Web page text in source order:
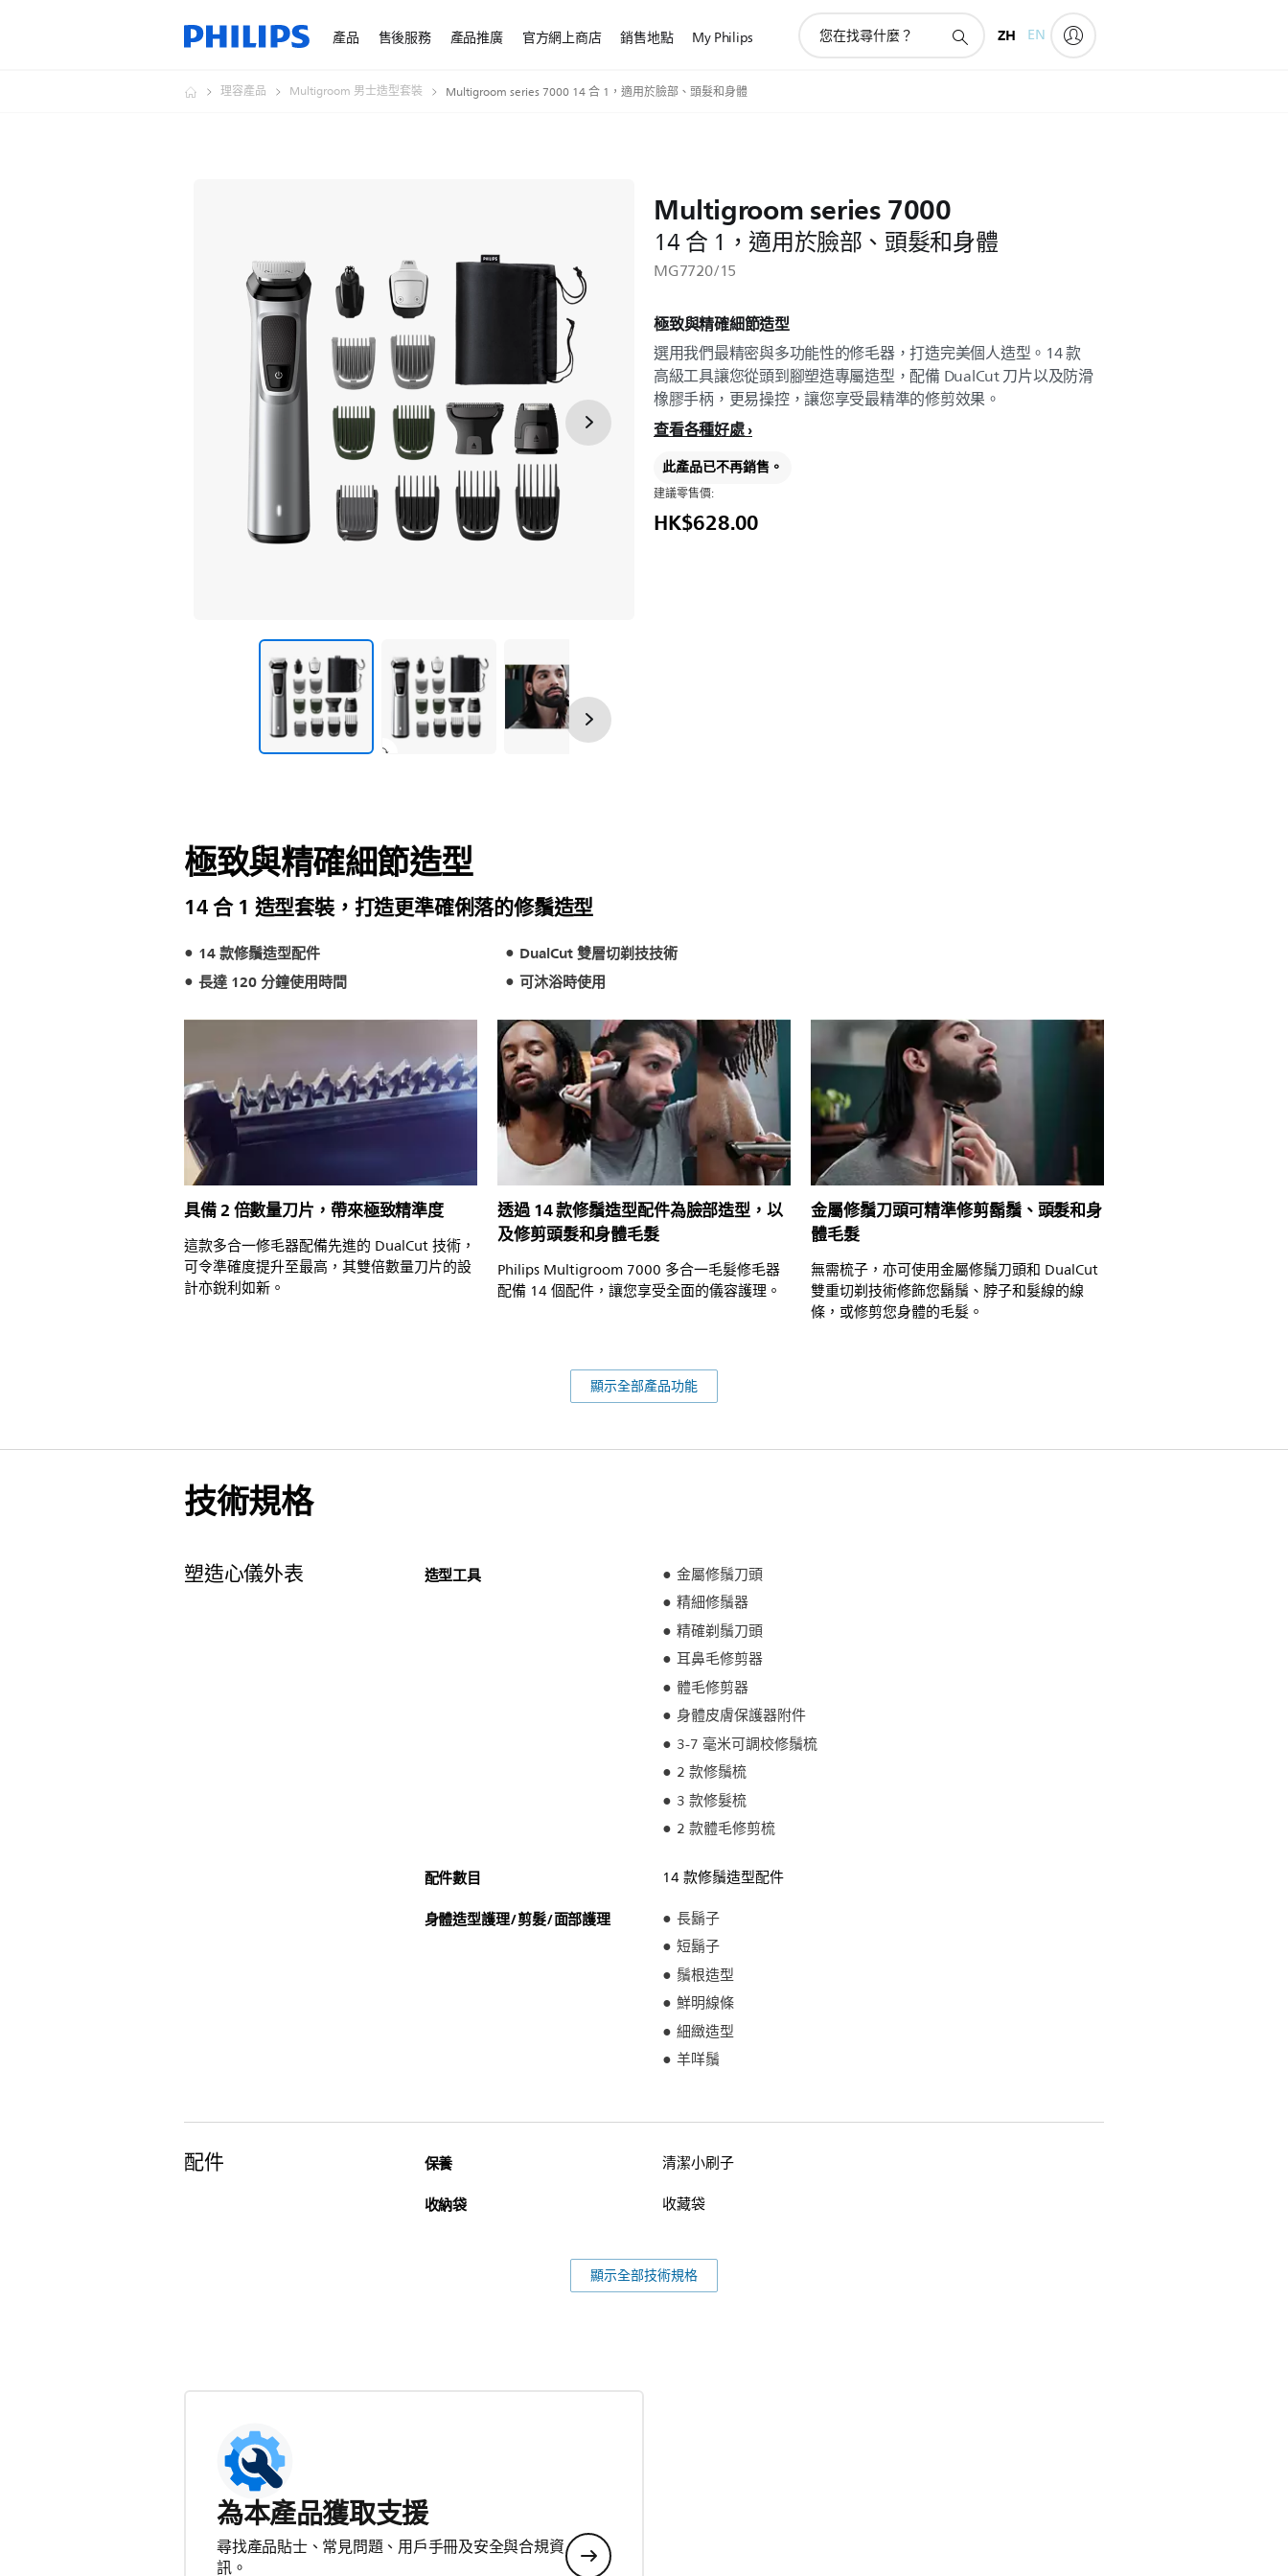
產品 售後服務 產品推廣 官方網上商店 銷售地點 My Philips ZH EN
理容產品 Multigroom 男士造型套裝 Multigroom series 7000 14 合 1，適用於臉部、頭髮和身體
Multigroom series 7000
14 合 1，適用於臉部、頭髮和身體
MG7720/15
極致與精確細節造型
選用我們最精密與多功能性的修毛器，打造完美個人造型。14 款
高級工具讓您從頭到腳塑造專屬造型，配備 DualCut 刀片以及防滑
橡膠手柄，更易操控，讓您享受最精準的修剪效果。
查看各種好處
此產品已不再銷售。
建議零售價:
HK$628.00
極致與精確細節造型
14 合 1 造型套裝，打造更準確俐落的修鬚造型
14 款修鬚造型配件
DualCut 雙層切剃技技術
長達 120 分鐘使用時間
可沐浴時使用
具備 2 倍數量刀片，帶來極致精準度
這款多合一修毛器配備先進的 DualCut 技術，
可令準確度提升至最高，其雙倍數量刀片的設
計亦銳利如新。
透過 14 款修鬚造型配件為臉部造型，以
及修剪頭髮和身體毛髮
Philips Multigroom 7000 多合一毛髮修毛器
配備 14 個配件，讓您享受全面的儀容護理。
金屬修鬚刀頭可精準修剪鬍鬚、頭髮和身
體毛髮
無需梳子，亦可使用金屬修鬚刀頭和 DualCut
雙重切剃技術修飾您鬍鬚、脖子和髮線的線
條，或修剪您身體的毛髮。
顯示全部產品功能
技術規格
塑造心儀外表 造型工具
金屬修鬚刀頭
精細修鬚器
精確剃鬚刀頭
耳鼻毛修剪器
體毛修剪器
身體皮膚保護器附件
3-7 毫米可調校修鬚梳
2 款修鬚梳
3 款修髮梳
2 款體毛修剪梳
配件數目 14 款修鬚造型配件
身體造型護理/剪髮/面部護理
長鬍子
短鬍子
鬚根造型
鮮明線條
細緻造型
羊咩鬚
配件 保養 清潔小刷子
收納袋 收藏袋
顯示全部技術規格
為本產品獲取支援
尋找產品貼士、常見問題、用戶手冊及安全與合規資
訊。